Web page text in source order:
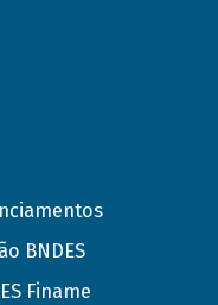
BNDES
Finame